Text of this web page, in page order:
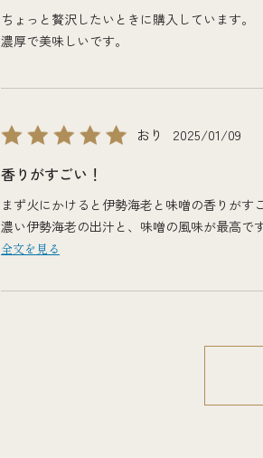
ちょっと贅沢したいときに購入しています。
濃厚で美味しいです。
おり 2025/01/09
香りがすごい！
まず火にかけると伊勢海老と味噌の香りがす
濃い伊勢海老の出汁と、味噌の風味が最高です
伊勢海老の身が入っているお味噌汁はなかな
全文を見る